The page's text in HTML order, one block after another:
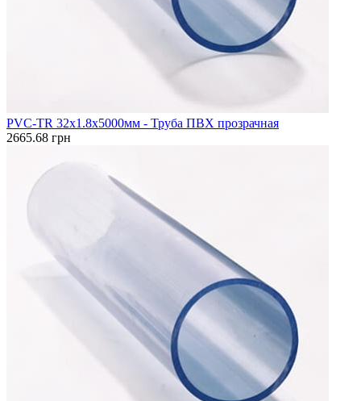
PVC-TR 32x1.8x5000мм - Труба ПВХ прозрачная
2665.68 грн